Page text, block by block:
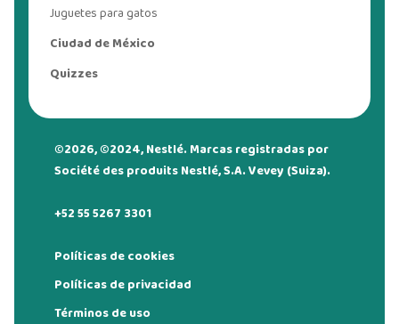
Juguetes para gatos
Ciudad de México
Quizzes
©2026, ©2024, Nestlé. Marcas registradas por
Société des produits Nestlé, S.A. Vevey (Suiza).
+52 55 5267 3301
Políticas de cookies
Políticas de privacidad
Términos de uso